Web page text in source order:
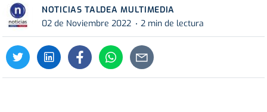
NOTICIAS TALDEA MULTIMEDIA
02 de Noviembre 2022
2 min de lectura